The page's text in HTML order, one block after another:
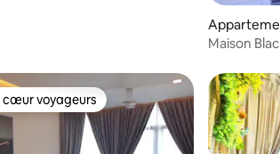
Maison
Kota
cœur voyageurs
cœur voyageurs